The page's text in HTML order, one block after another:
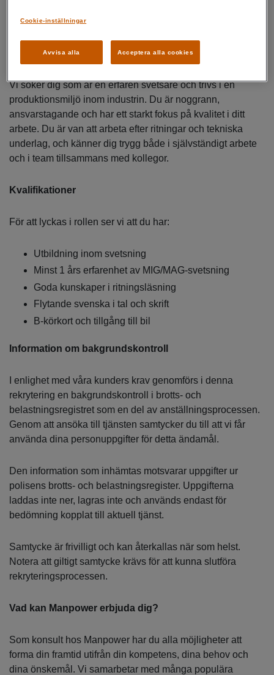
standard
Vem är du?
Vi söker dig som är en erfaren svetsare och trivs i en
produktionsmiljö inom industrin. Du är noggrann,
ansvarstagande och har ett starkt fokus på kvalitet i ditt
arbete. Du är van att arbeta efter ritningar och tekniska
underlag, och känner dig trygg både i självständigt arbete
och i team tillsammans med kollegor.
Kvalifikationer
För att lyckas i rollen ser vi att du har:
Utbildning inom svetsning
Minst 1 års erfarenhet av MIG/MAG-svetsning
Goda kunskaper i ritningsläsning
Flytande svenska i tal och skrift
B-körkort och tillgång till bil
Information om bakgrundskontroll
I enlighet med våra kunders krav genomförs i denna
rekrytering en bakgrundskontroll i brotts- och
belastningsregistret som en del av anställningsprocessen.
Genom att ansöka till tjänsten samtycker du till att vi får
använda dina personuppgifter för detta ändamål.
Den information som inhämtas motsvarar uppgifter ur
polisens brotts- och belastningsregister. Uppgifterna
laddas inte ner, lagras inte och används endast för
bedömning kopplat till aktuell tjänst.
Samtycke är frivilligt och kan återkallas när som helst.
Notera att giltigt samtycke krävs för att kunna slutföra
rekryteringsprocessen.
Vad kan Manpower erbjuda dig?
Som konsult hos Manpower har du alla möjligheter att
forma din framtid utifrån din kompetens, dina behov och
dina önskemål. Vi samarbetar med många populära
Avvisa alla Acceptera alla cookies
Cookie-inställningar